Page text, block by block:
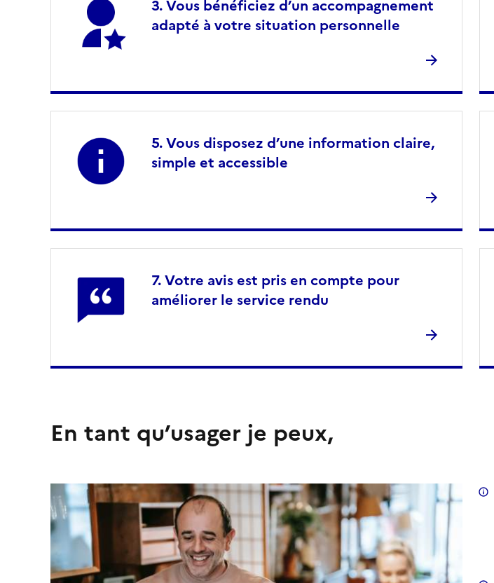
Vous bénéficiez d’un accompagnement
adapté à votre situation personnelle
Vous disposez d’une information claire,
simple et accessible
Votre avis est pris en compte pour
améliorer le service rendu
En tant qu’usager je peux,